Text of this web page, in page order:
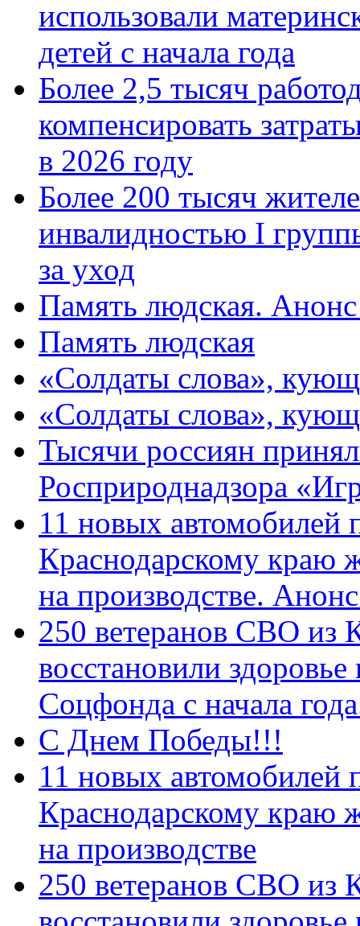
использовали
детей с начала года
Более 2,5 тысяч
компенсировать
в 2026 году
Более 200 тысяч
инвалидностью I
за уход
Память людская.
Память людская
«Солдаты слова»,
«Солдаты слова»,
Тысячи россиян
Росприроднадзора
11 новых автомобилей
Краснодарскому краю
на производстве.
250 ветеранов СВО из
восстановили
Соцфонда с начала
С Днем Победы!!!
11 новых автомобилей
Краснодарскому краю
на производстве
250 ветеранов СВО из